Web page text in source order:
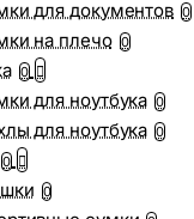
для документов 0
на плечо 0
0
для ноутбука 0
для ноутбука 0
0
0